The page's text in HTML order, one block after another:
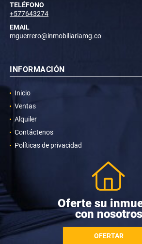
TELÉFONO
+577643274
EMAIL
mguerrero@inmobiliariamg.co
INFORMACIÓN
Inicio
Ventas
Alquiler
Contáctenos
Políticas de privacidad
Oferte su
con nosotros
OFERTAR